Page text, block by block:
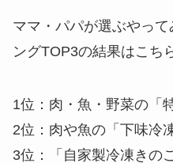
ママ・パパが選ぶやっ
ングTOP3の結果はこち
1位 ：肉・魚・野菜の「
2位 ：肉や魚の「下味冷
3位 ：「自家製冷凍きの